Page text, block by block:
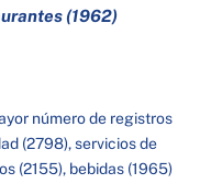
(1962)
número de registros
(2798), servicios de
(2155), bebidas (1965)